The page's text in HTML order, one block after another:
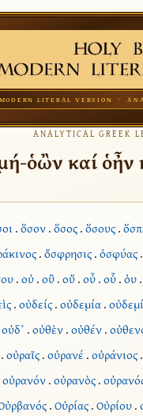
MODERN LITERAL VERSION ·
ANALYTICAL GREEK
ὁὢν καί ὁἦν
.ὅσον.ὅσος.ὅσους.
.ὄσφρησις.ὀσφύας.
.οὐ.οὒ.οὔ.οὖ.οὗ.ὀυ.
.οὐδείς.οὐδεμία.
οὐδ’ .οὐθὲν.οὐθέν.
οὐραῖς.οὐρανέ .οὐράνιος.
οὐρανόν.οὐρανὸς.
.Οὐρίας.Οὐρίου.